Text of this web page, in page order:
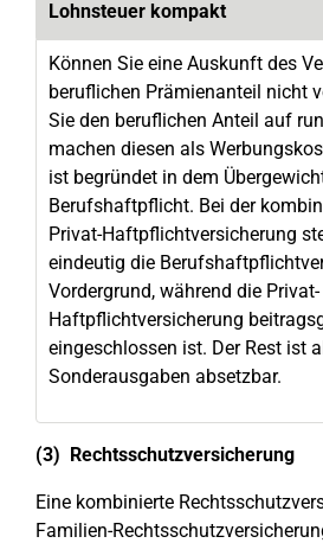
Lohnsteuer kompakt
Können Sie eine Auskunft des
beruflichen Prämienanteil nicht
Sie den beruflichen Anteil auf
machen diesen als
ist begründet in dem
Berufshaftpflicht. Bei der
Privat-Haftpflichtversicherung
eindeutig die
Vordergrund, während die Privat-
Haftpflichtversicherung
eingeschlossen ist. Der Rest ist
Sonderausgaben absetzbar.
(3) Rechtsschutzversicherung
Eine kombinierte
Familien-